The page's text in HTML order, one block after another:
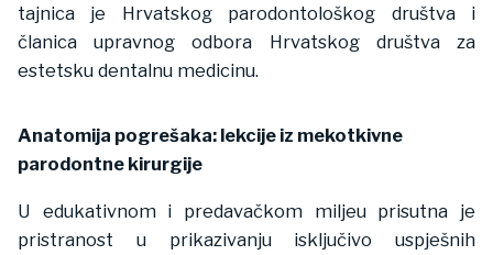
tajnica je Hrvatskog parodontološkog društva i
članica upravnog odbora Hrvatskog društva za
estetsku dentalnu medicinu.
Anatomija pogrešaka: lekcije iz mekotkivne
parodontne kirurgije
U edukativnom i predavačkom miljeu prisutna je
pristranost u prikazivanju isključivo uspješnih